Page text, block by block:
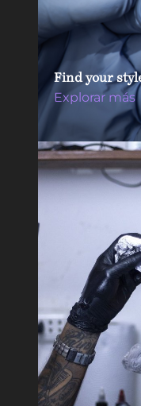
Find your
Explorar más